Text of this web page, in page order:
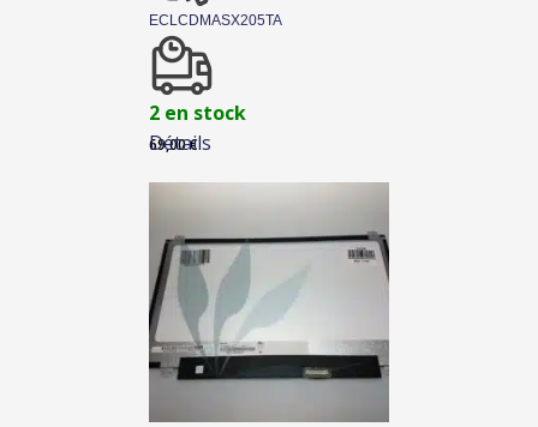
Détails
ECLCDMASX205TA
2 en stock
69,00€